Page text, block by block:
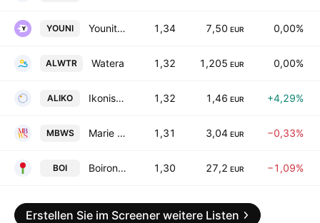
YOUNI Younited Financial S.A. 1,34 7,50 EUR 0,00%
ALWTR Watera 1,32 1,205 EUR 0,00%
ALIKO Ikonisys SA 1,32 1,46 EUR +4,29%
MBWS Marie Brizard Wine & Spirits SA 1,31 3,04 EUR −0,33%
BOI Boiron SA 1,30 27,2 EUR −1,09%
Erstellen Sie im Screener weitere Listen